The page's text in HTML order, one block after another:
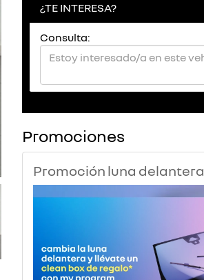
¿TE INTERESA?
Consulta:
Promociones
Promoción luna delantera